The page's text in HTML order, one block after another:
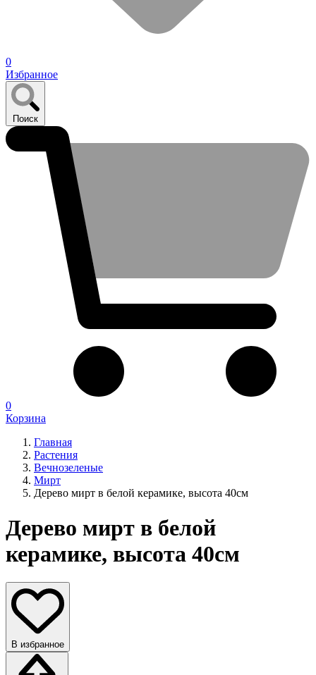
0
Избранное
Поиск
0
Корзина
Главная
Растения
Вечнозеленые
Мирт
Дерево мирт в белой керамике, высота 40см
Дерево мирт в белой
керамике, высота 40см
В избранное